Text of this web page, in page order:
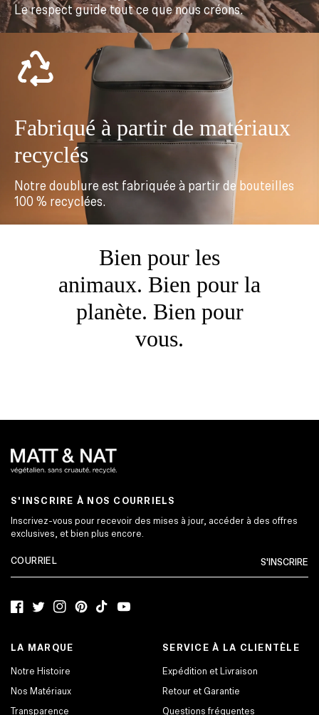
Le respect guide tout ce que nous créons.
Fabriqué à partir de matériaux
recyclés
Notre doublure est fabriquée à partir de bouteilles
100 % recyclées.
Bien pour les
animaux. Bien pour la
planète. Bien pour
vous.
LA MARQUE
Notre Histoire
Nos Matériaux
Transparence
SERVICE À LA CLIENTÈLE
Expédition et Livraison
Retour et Garantie
Questions fréquentes
S'INSCRIRE À NOS COURRIELS
Inscrivez-vous pour recevoir des mises à jour, accéder à des offres
exclusives, et bien plus encore.
S'INSCRIRE
FacebookTwitterInstagramPinterestTikTokYouTube